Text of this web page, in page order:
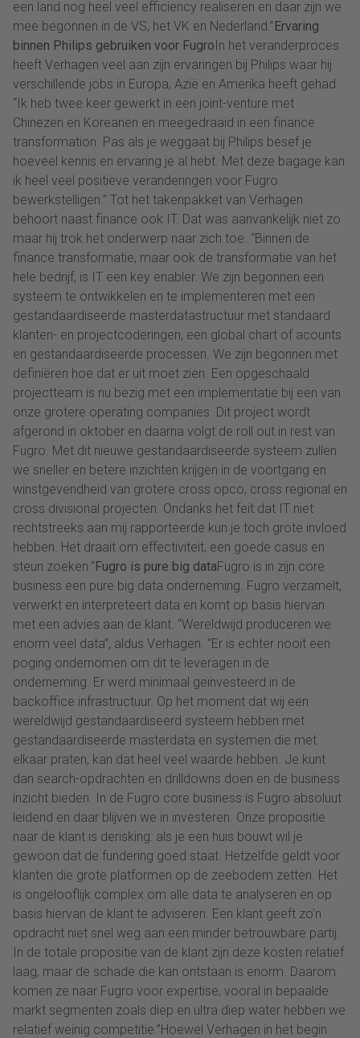
een land nog heel veel efficiency realiseren en daar zijn we
mee begonnen in de VS, het VK en Nederland.”Ervaring
binnen Philips gebruiken voor FugroIn het veranderproces
heeft Verhagen veel aan zijn ervaringen bij Philips waar hij
verschillende jobs in Europa, Azië en Amerika heeft gehad.
“Ik heb twee keer gewerkt in een joint-venture met
Chinezen en Koreanen en meegedraaid in een finance
transformation. Pas als je weggaat bij Philips besef je
hoeveel kennis en ervaring je al hebt. Met deze bagage kan
ik heel veel positieve veranderingen voor Fugro
bewerkstelligen.” Tot het takenpakket van Verhagen
behoort naast finance ook IT. Dat was aanvankelijk niet zo
maar hij trok het onderwerp naar zich toe. “Binnen de
finance transformatie, maar ook de transformatie van het
hele bedrijf, is IT een key enabler. We zijn begonnen een
systeem te ontwikkelen en te implementeren met een
gestandaardiseerde masterdatastructuur met standaard
klanten- en projectcoderingen, een global chart of acounts
en gestandaardiseerde processen. We zijn begonnen met
definiëren hoe dat er uit moet zien. Een opgeschaald
projectteam is nu bezig met een implementatie bij een van
onze grotere operating companies. Dit project wordt
afgerond in oktober en daarna volgt de roll out in rest van
Fugro. Met dit nieuwe gestandaardiseerde systeem zullen
we sneller en betere inzichten krijgen in de voortgang en
winstgevendheid van grotere cross opco, cross regional en
cross divisional projecten. Ondanks het feit dat IT niet
rechtstreeks aan mij rapporteerde kun je toch grote invloed
hebben. Het draait om effectiviteit, een goede casus en
steun zoeken.”Fugro is pure big dataFugro is in zijn core
business een pure big data onderneming. Fugro verzamelt,
verwerkt en interpreteert data en komt op basis hiervan
met een advies aan de klant. “Wereldwijd produceren we
enorm veel data”, aldus Verhagen. “Er is echter nooit een
poging ondernomen om dit te leveragen in de
onderneming. Er werd minimaal geïnvesteerd in de
backoffice infrastructuur. Op het moment dat wij een
wereldwijd gestandaardiseerd systeem hebben met
gestandaardiseerde masterdata en systemen die met
elkaar praten, kan dat heel veel waarde hebben. Je kunt
dan search-opdrachten en drilldowns doen en de business
inzicht bieden. In de Fugro core business is Fugro absoluut
leidend en daar blijven we in investeren. Onze propositie
naar de klant is derisking: als je een huis bouwt wil je
gewoon dat de fundering goed staat. Hetzelfde geldt voor
klanten die grote platformen op de zeebodem zetten. Het
is ongelooflijk complex om alle data te analyseren en op
basis hiervan de klant te adviseren. Een klant geeft zo’n
opdracht niet snel weg aan een minder betrouwbare partij.
In de totale propositie van de klant zijn deze kosten relatief
laag, maar de schade die kan ontstaan is enorm. Daarom
komen ze naar Fugro voor expertise, vooral in bepaalde
markt segmenten zoals diep en ultra diep water hebben we
relatief weinig competitie.”Hoewel Verhagen in het begin